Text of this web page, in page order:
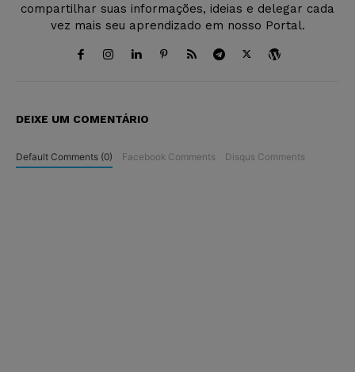
compartilhar suas informações, ideias e delegar cada
vez mais seu aprendizado em nosso Portal.
DEIXE UM COMENTÁRIO
Default Comments (0) Facebook Comments Disqus Comments